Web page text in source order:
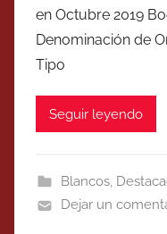
en Octubre 2019
Denominación de
Tipo
Seguir leyendo
Blancos,
Dejar un